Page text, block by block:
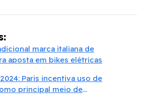
marca italiana de
aposta em bikes elétricas
Paris incentiva uso de
principal meio de